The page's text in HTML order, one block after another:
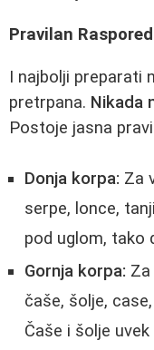
Pravilan
I najbolji preparati
pretrpana. Nikada
Postoje jasna
Donja korpa: Za
serpe, lonce,
pod uglom, tako
Gornja korpa:
čaše, šolje,
Čaše i šolje